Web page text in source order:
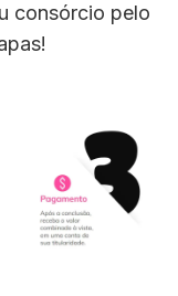
consórcio pelo